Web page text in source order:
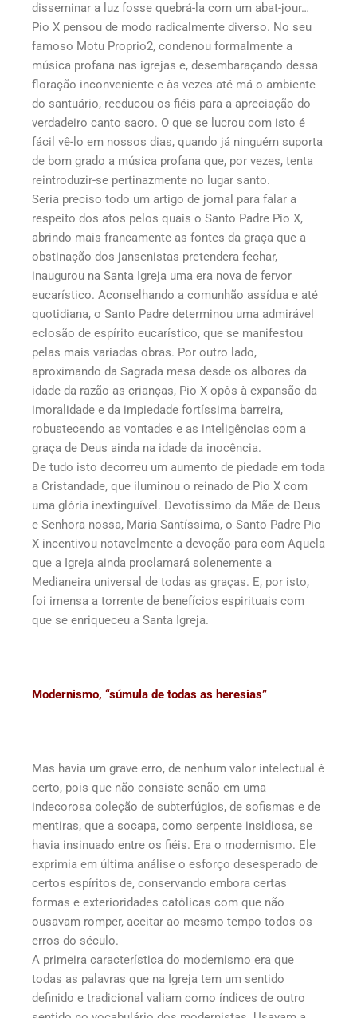
disseminar a luz fosse quebrá-la com um abat-jour…
Pio X pensou de modo radicalmente diverso. No seu
famoso Motu Proprio2, condenou formalmente a
música profana nas igrejas e, desembaraçando dessa
floração inconveniente e às vezes até má o ambiente
do santuário, reeducou os fiéis para a apreciação do
verdadeiro canto sacro. O que se lucrou com isto é
fácil vê-lo em nossos dias, quando já ninguém suporta
de bom grado a música profana que, por vezes, tenta
reintroduzir-se pertinazmente no lugar santo.
Seria preciso todo um artigo de jornal para falar a
respeito dos atos pelos quais o Santo Padre Pio X,
abrindo mais francamente as fontes da graça que a
obstinação dos jansenistas pretendera fechar,
inaugurou na Santa Igreja uma era nova de fervor
eucarístico. Aconselhando a comunhão assídua e até
quotidiana, o Santo Padre determinou uma admirável
eclosão de espírito eucarístico, que se manifestou
pelas mais variadas obras. Por outro lado,
aproximando da Sagrada mesa desde os albores da
idade da razão as crianças, Pio X opôs à expansão da
imoralidade e da impiedade fortíssima barreira,
robustecendo as vontades e as inteligências com a
graça de Deus ainda na idade da inocência.
De tudo isto decorreu um aumento de piedade em toda
a Cristandade, que iluminou o reinado de Pio X com
uma glória inextinguível. Devotíssimo da Mãe de Deus
e Senhora nossa, Maria Santíssima, o Santo Padre Pio
X incentivou notavelmente a devoção para com Aquela
que a Igreja ainda proclamará solenemente a
Medianeira universal de todas as graças. E, por isto,
foi imensa a torrente de benefícios espirituais com
que se enriqueceu a Santa Igreja.
Modernismo, “súmula de todas as heresias”
Mas havia um grave erro, de nenhum valor intelectual é
certo, pois que não consiste senão em uma
indecorosa coleção de subterfúgios, de sofismas e de
mentiras, que a socapa, como serpente insidiosa, se
havia insinuado entre os fiéis. Era o modernismo. Ele
exprimia em última análise o esforço desesperado de
certos espíritos de, conservando embora certas
formas e exterioridades católicas com que não
ousavam romper, aceitar ao mesmo tempo todos os
erros do século.
A primeira característica do modernismo era que
todas as palavras que na Igreja tem um sentido
definido e tradicional valiam como índices de outro